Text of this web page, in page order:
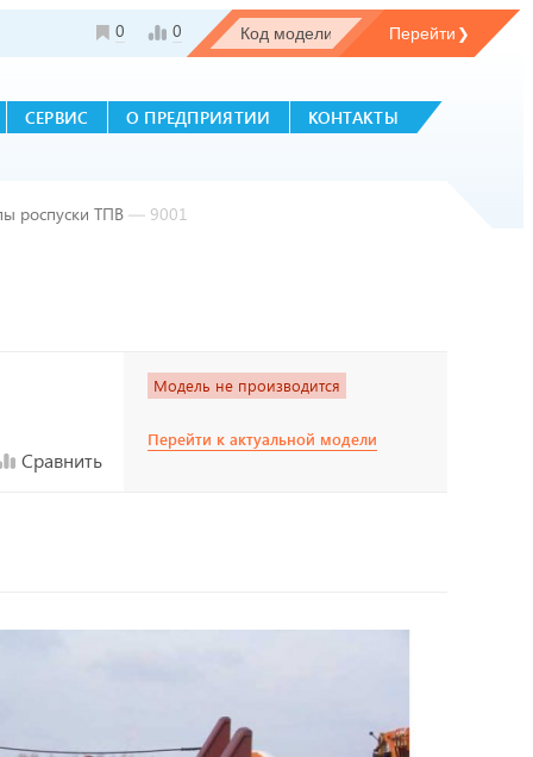
0 0
СЕРВИС О ПРЕДПРИЯТИИ КОНТАКТЫ
роспуски ТПВ — 9001
Сравнить
Модель не производится
Перейти к актуальной модели